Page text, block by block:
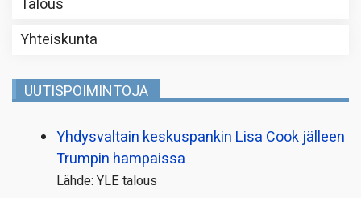
Talous
Yhteiskunta
UUTISPOIMINTOJA
Yhdysvaltain keskuspankin Lisa Cook jälleen
Trumpin hampaissa
Lähde: YLE talous